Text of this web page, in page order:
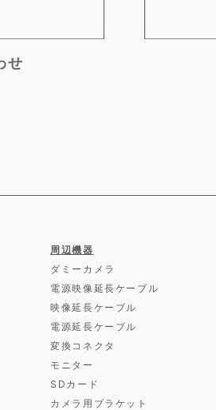
せ
周辺機器
ダミーカメラ
電源映像延長ケーブル
映像延長ケーブル
電源延長ケーブル
変換コネクタ
モニター
SDカード
カメラ用ブラケット